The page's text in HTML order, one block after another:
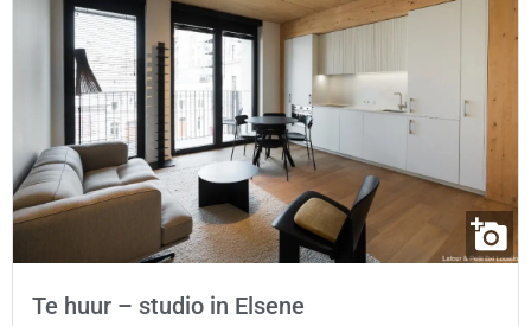
Te huur – studio in Elsene